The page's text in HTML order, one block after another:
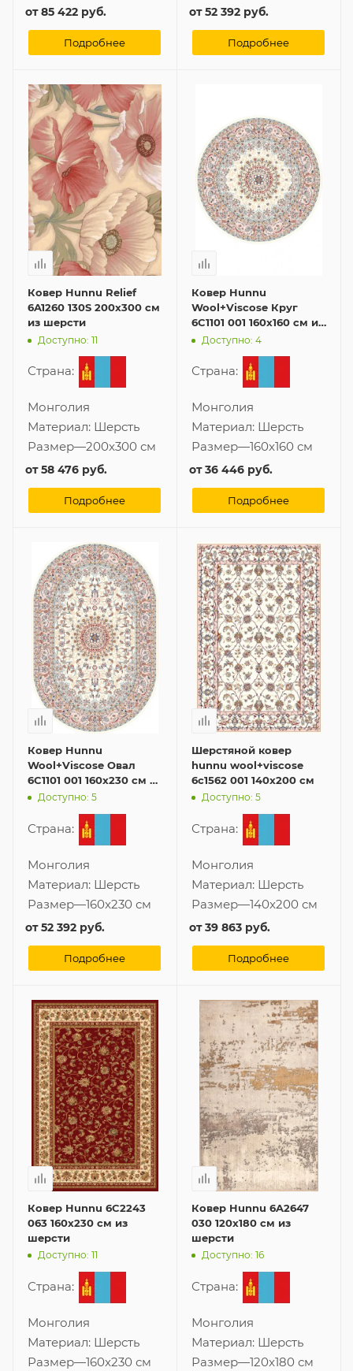
от85 422 руб.
Подробнее
от52 392 руб.
Подробнее
Ковер Hunnu Relief
6A1260 130S 200x300 см
из шерсти
Доступно: 11
Страна:
Монголия
Материал: Шерсть
Размер—200x300 см
от58 476 руб.
Подробнее
Ковер Hunnu
Wool+Viscose Круг
6C1101 001 160x160 см из
шерсти
Доступно: 4
Страна:
Монголия
Материал: Шерсть
Размер—160x160 см
от36 446 руб.
Подробнее
Ковер Hunnu
Wool+Viscose Овал
6C1101 001 160x230 см из
шерсти
Доступно: 5
Страна:
Монголия
Материал: Шерсть
Размер—160x230 см
от52 392 руб.
Подробнее
Шерстяной ковер
hunnu wool+viscose
6c1562 001 140x200 см
Доступно: 5
Страна:
Монголия
Материал: Шерсть
Размер—140x200 см
от39 863 руб.
Подробнее
Ковер Hunnu 6C2243
063 160x230 см из
шерсти
Доступно: 11
Страна:
Монголия
Материал: Шерсть
Размер—160x230 см
Ковер Hunnu 6A2647
030 120x180 см из
шерсти
Доступно: 16
Страна:
Монголия
Материал: Шерсть
Размер—120x180 см